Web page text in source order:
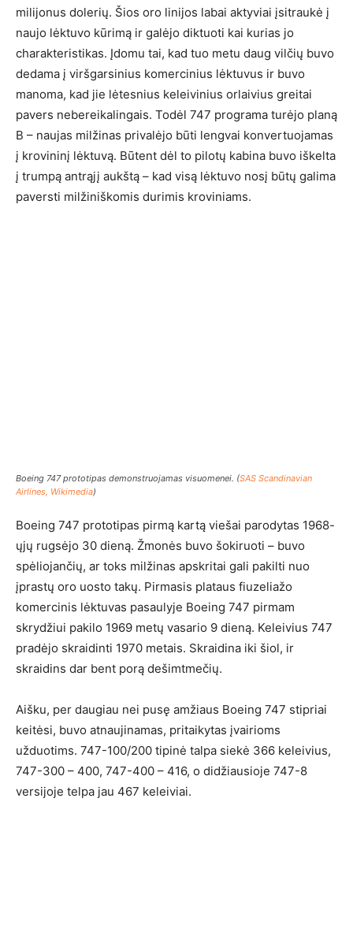
milijonus dolerių. Šios oro linijos labai aktyviai įsitraukė į
naujo lėktuvo kūrimą ir galėjo diktuoti kai kurias jo
charakteristikas. Įdomu tai, kad tuo metu daug vilčių buvo
dedama į viršgarsinius komercinius lėktuvus ir buvo
manoma, kad jie lėtesnius keleivinius orlaivius greitai
pavers nebereikalingais. Todėl 747 programa turėjo planą
B – naujas milžinas privalėjo būti lengvai konvertuojamas
į krovininį lėktuvą. Būtent dėl to pilotų kabina buvo iškelta
į trumpą antrąjį aukštą – kad visą lėktuvo nosį būtų galima
paversti milžiniškomis durimis kroviniams.
Boeing 747 prototipas demonstruojamas visuomenei. (SAS Scandinavian
Airlines, Wikimedia)
Boeing 747 prototipas pirmą kartą viešai parodytas 1968-
ųjų rugsėjo 30 dieną. Žmonės buvo šokiruoti – buvo
spėliojančių, ar toks milžinas apskritai gali pakilti nuo
įprastų oro uosto takų. Pirmasis plataus fiuzeliažo
komercinis lėktuvas pasaulyje Boeing 747 pirmam
skrydžiui pakilo 1969 metų vasario 9 dieną. Keleivius 747
pradėjo skraidinti 1970 metais. Skraidina iki šiol, ir
skraidins dar bent porą dešimtmečių.
Aišku, per daugiau nei pusę amžiaus Boeing 747 stipriai
keitėsi, buvo atnaujinamas, pritaikytas įvairioms
užduotims. 747-100/200 tipinė talpa siekė 366 keleivius,
747-300 – 400, 747-400 – 416, o didžiausioje 747-8
versijoje telpa jau 467 keleiviai.